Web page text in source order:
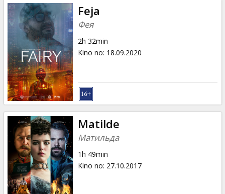
Ziņas
Dāvanu
kartes
Uzkodas
B2B
Kino
Klubs
Feja
Фея
2h 32min
Kino no: 18.09.2020
Matilde
Матильда
1h 49min
Kino no: 27.10.2017